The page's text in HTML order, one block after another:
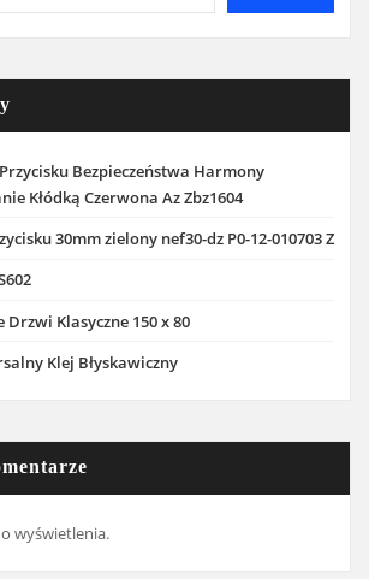
Bezpieczeństwa Harmony
Kłódką Czerwona Az Zbz1604
30mm zielony nef30-dz P0-12-010703 Z
Drzwi Klasyczne 150 x 80
Klej Błyskawiczny
wyświetlenia.